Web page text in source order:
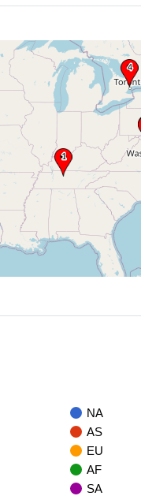
NA
AS
EU
AF
SA